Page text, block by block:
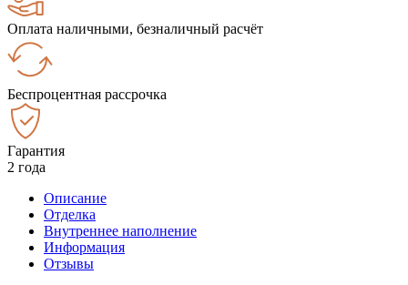
Оплата наличными, безналичный расчёт
Беспроцентная рассрочка
Гарантия
2 года
Описание
Отделка
Внутреннее наполнение
Информация
Отзывы